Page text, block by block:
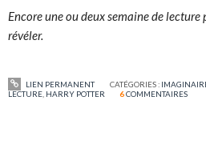
Encore une ou deux semaine de
révéler.
LIEN PERMANENT CATÉGORIES :
LECTURE HARRY POTTER 6COMMENTAIRES